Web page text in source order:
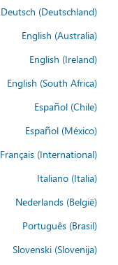
Deutsch (Deutschland)
English (Australia)
English (Ireland)
English (South Africa)
Español (Chile)
Español (México)
Français (International)
Italiano (Italia)
Nederlands (België)
Português (Brasil)
Slovenski (Slovenija)